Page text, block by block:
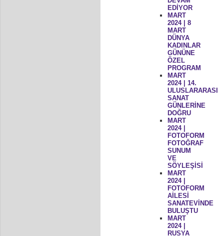
EDİYOR
MART
2024 | 8
MART
DÜNYA
KADINLAR
GÜNÜNE
ÖZEL
PROGRAM
MART
2024 | 14.
ULUSLARARASI
SANAT
GÜNLERİNE
DOĞRU
MART
2024 |
FOTOFORM
FOTOĞRAF
SUNUM
VE
SÖYLEŞİSİ
MART
2024 |
FOTOFORM
AİLESİ
SANATEVİNDE
BULUŞTU
MART
2024 |
RUSYA